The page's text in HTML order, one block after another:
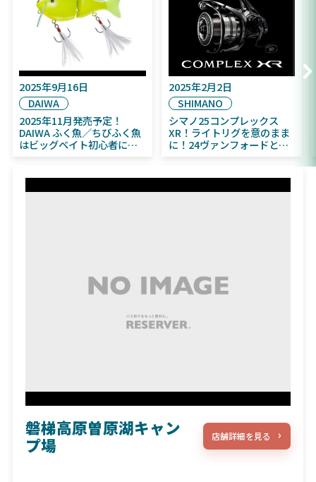
2025年9月16日
DAIWA
2025年11月発売予定！
DAIWA ふく魚／ちびふく魚
はビッグベイト初心者にお
2025年2月2日
SHIMANO
シマノ25コンプレックス
XR！ライトリグを意のまま
に！24ヴァンフォードとの
磐梯高原曽原湖キャン
プ場
店舗詳細を見る